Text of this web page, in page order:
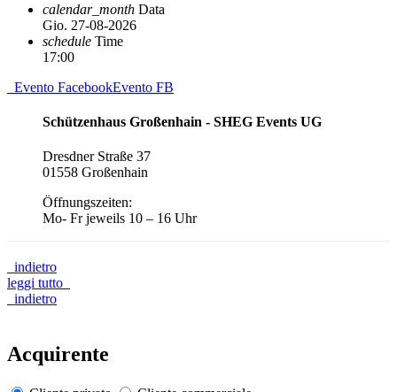
calendar_month Data
Gio. 27-08-2026
schedule Time
17:00
Evento FacebookEvento FB
Schützenhaus Großenhain - SHEG Events UG
Dresdner Straße 37
01558 Großenhain
Öffnungszeiten:
Mo- Fr jeweils 10 – 16 Uhr
indietro
leggi tutto
indietro
Acquirente